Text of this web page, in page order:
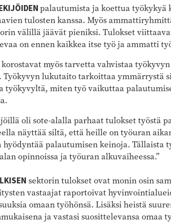
palautumista ja koettua työkykyä
tulosten kanssa. Myös
välillä jäävät pieniksi. Tulokset
on ennen kaikkea itse työ ja ammatti
myös tarvetta vahvistaa
Työkyvyn lukutaito tarkoittaa ymmärrystä
työkyvyltä, miten työ vaikuttaa
oli sote-alalla parhaat tulokset työstä
näyttää siltä, että heille on työuran
hyödyntää palautumisen keinoja. Tällaista
opinnoissa ja työuran alkuvaiheessa.”
sektorin tulokset ovat monin osin
vastaajat raportoivat
omaan työhönsä. Lisäksi heistä
ja vastasi suosittelevansa omaa